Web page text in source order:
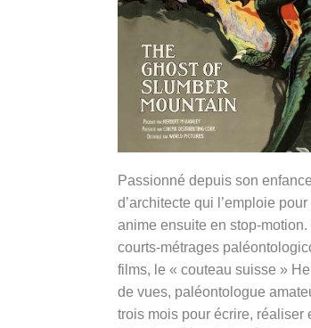
Passionné depuis son
d’architecte qui l’emploie
anime ensuite en stop-
courts-métrages
films, le « couteau suisse »
de vues, paléontologue
trois mois pour écrire, réaliser